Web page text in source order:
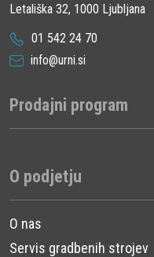
Letališka 32, 1000 Ljubljana
01 542 24 70
info@urni.si
Prodajni program
O podjetju
O nas
Servis gradbenih strojev